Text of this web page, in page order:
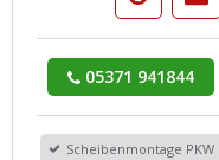
05371 941844
Scheibenmontage PKW